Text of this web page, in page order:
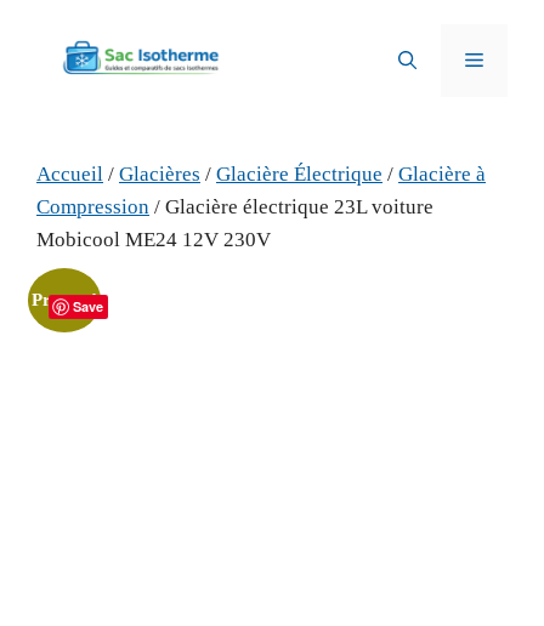
contenu
Menu
Accueil / Glacières / Glacière Électrique / Glacière à
Compression / Glacière électrique 23L voiture
Mobicool ME24 12V 230V
Promo !
Save